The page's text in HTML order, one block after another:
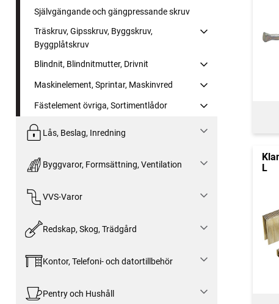
Självgängande och gängpressande skruv
Träskruv, Gipsskruv, Byggskruv,
Byggplåtskruv
Blindnit, Blindnitmutter, Drivnit
Maskinelement, Sprintar, Maskinvred
Fästelement övriga, Sortimentlådor
Lås, Beslag, Inredning
Byggvaror, Formsättning, Ventilation
VVS-Varor
Redskap, Skog, Trädgård
Kontor, Telefoni- och datortillbehör
Pentry och Hushåll
L